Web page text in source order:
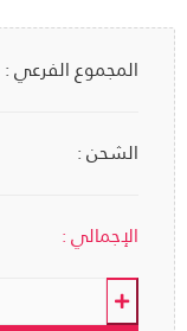
المجموع الفرعي :
الشحن :
الإجمالي :